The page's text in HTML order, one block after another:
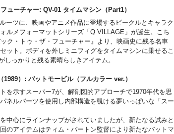
ューチャー: QV-01 タイムマシン（Part1）
ーツに、映画やアニメ作品に登場するビークルとキャラク
ルメフォーマットシリーズ「Q VILLAGE」が誕生。こち
ク・トゥ・ザ・フューチャー』より、映画史に残る名車
ット。ボディを外しミニフィグをタイムマシンに乗せるこ
しっかりと残る素晴らしきアイテム。
1989）: バットモービル（フルカラー ver.）
を示すスーパー7が、解剖図的アプローチで1970年代を思
ネルパーツを使用し内部構造を覗ける夢いっぱいな「スー
中心にラインナップがされていましたが、新たなる試みと
のアイテムはティム・バートン監督により新たなバットマ